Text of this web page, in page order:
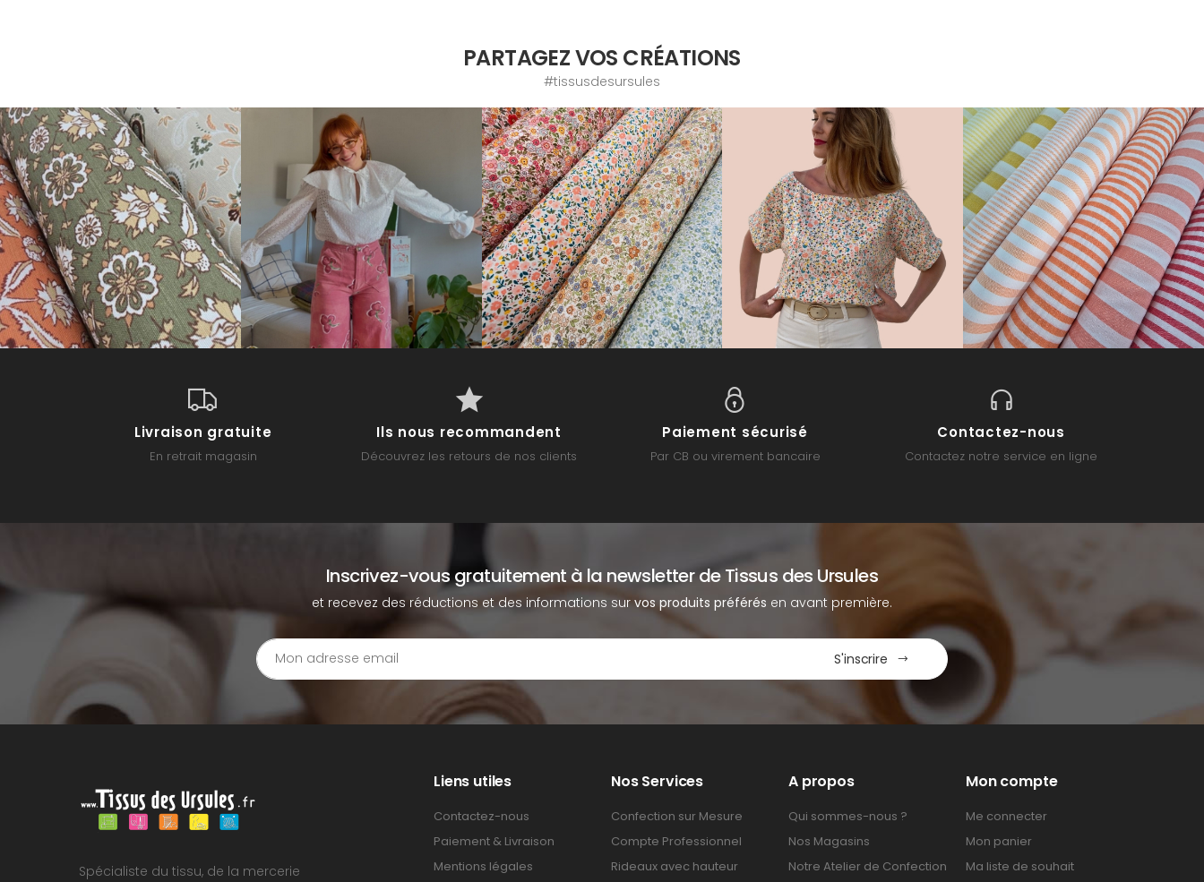
PARTAGEZ VOS CRÉATIONS
#tissusdesursules
Livraison gratuite
En retrait magasin
Ils nous recommandent
Découvrez les retours de nos clients
Paiement sécurisé
Par CB ou virement bancaire
Contactez-nous
Contactez notre service en ligne
Inscrivez-vous gratuitement à la newsletter de Tissus des Ursules
et recevez des réductions et des informations survos produits préférés en avant première.
S'inscrire
Spécialiste du tissu, de la mercerie
Liens utiles
Contactez-nous
Paiement & Livraison
Mentions légales
Nos Services
Confection sur Mesure
Compte Professionnel
Rideaux avec hauteur
A propos
Qui sommes-nous ?
Nos Magasins
Notre Atelier de Confection
Mon compte
Me connecter
Mon panier
Ma liste de souhait